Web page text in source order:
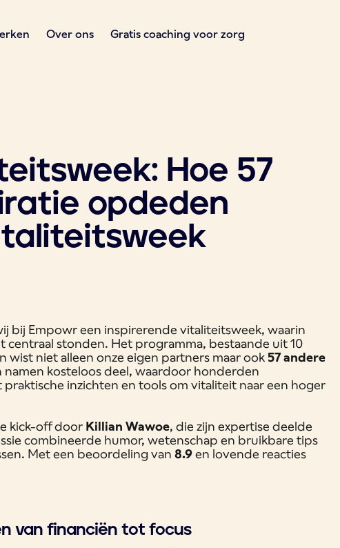
Over ons Gratis coaching voor zorg
Hoe 57
opdeden
bij Empowr een inspirerende vitaliteitsweek, waarin
centraal stonden. Het programma, bestaande uit 10
wist niet alleen onze eigen partners maar ook 57 andere
kosteloos deel, waardoor honderden
inzichten en tools om vitaliteit naar een hoger
kick-off door Killian Wawoe, die zijn expertise deelde
combineerde humor, wetenschap en bruikbare tips
Met een beoordeling van 8.9en lovende reacties
van financiën tot focus